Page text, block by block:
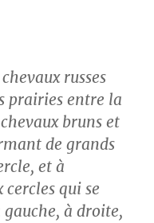
russes
prairies entre la
bruns et
de grands
et à
qui se
à droite,